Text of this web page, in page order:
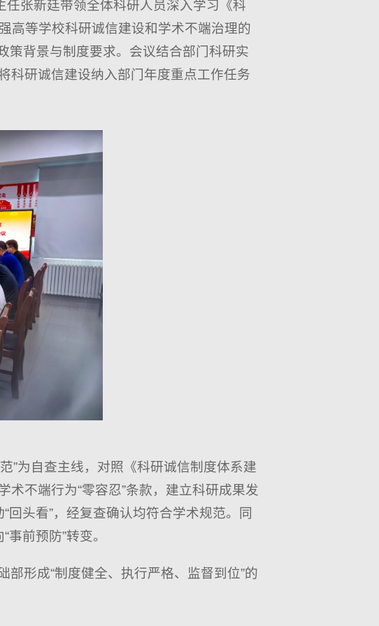
张新廷带领全体科研人员深入学习《科
高等学校科研诚信建设和学术不端治理的
策背景与制度要求。会议结合部门科研实
科研诚信建设纳入部门年度重点工作任务
为自查主线，对照《科研诚信制度体系建
不端行为“零容忍”条款，建立科研成果发
回头看”，经复查确认均符合学术规范。同
前预防”转变。
形成“制度健全、执行严格、监督到位”的